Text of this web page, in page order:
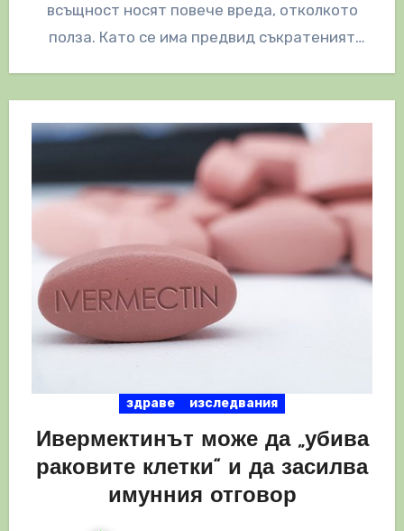
всъщност носят повече вреда, отколкото
полза. Като се има предвид съкратеният
здраве изследвания
Ивермектинът може да „убива
раковите клетки“ и да засилва
имунния отговор